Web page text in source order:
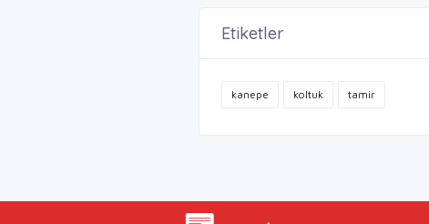
Etiketler
kanepe koltuk tamir